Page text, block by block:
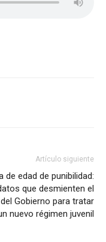
Artículo siguiente
de edad de punibilidad:
que desmienten el
Gobierno para tratar
nuevo régimen juvenil